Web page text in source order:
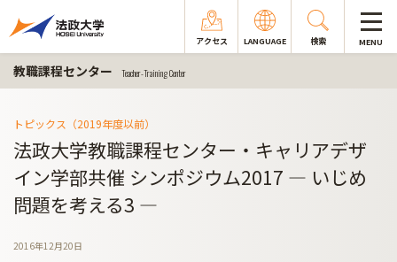
アクセス LANGUAGE 検索 MENU
教職課程センター Teacher-Training Center
トピックス（2019年度以前）
法政大学教職課程センター・キャリアデザ
イン学部共催 シンポジウム2017 ― いじめ
問題を考える3 ―
2016年12月20日